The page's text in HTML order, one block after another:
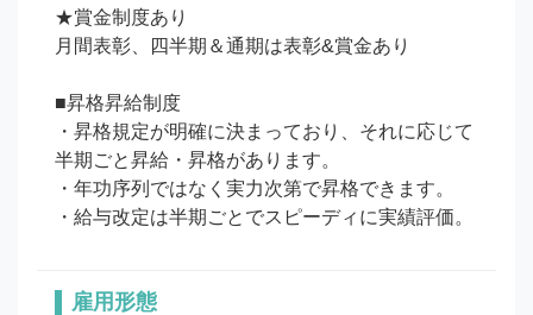
★賞金制度あり
月間表彰、四半期＆通期は表彰&賞金あり
■昇格昇給制度
・昇格規定が明確に決まっており、それに応じて
半期ごと昇給・昇格があります。
・年功序列ではなく実力次第で昇格できます。
・給与改定は半期ごとでスピーディに実績評価。
雇用形態